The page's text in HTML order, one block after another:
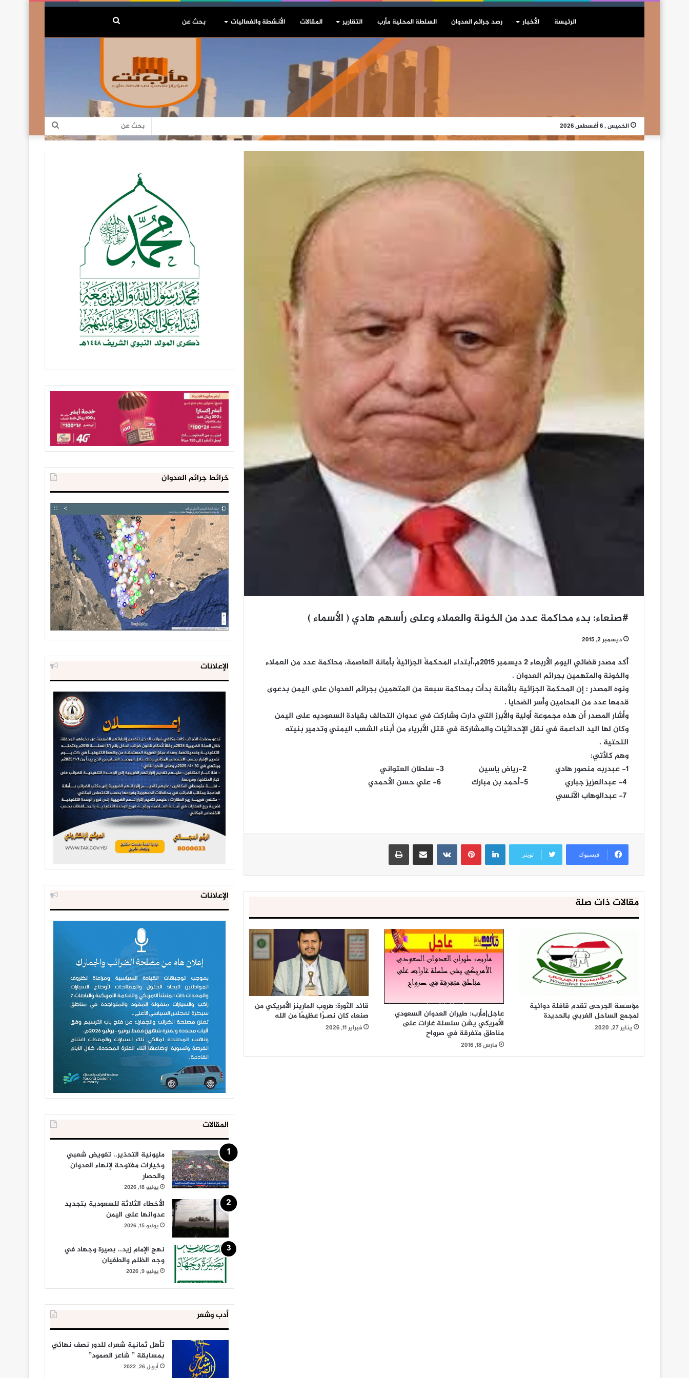
الرئيسة الأخبار رصد جرائم العدوان السلطة المحلية مأرب التقارير المقالات الأنشطة والفعاليات بحث
الخميس , 6 أغسطس 2026
بحث
عن
#صنعاء: بدء محاكمة عدد من الخونة والعملاء وعلى رأسهم هادي ( الأسماء )
ديسمبر 2, 2015
أكد مصدر قضائي اليوم الأربعاء 2 ديسمبر 2015م،أبتداء المحكمةُ الجزائيةُ بأمانة العاصمة، محاكمة عدد من العملاء
والخونة والمتهمين بجرائم العدوان .
ونوه المصدر : إن المحكمةَ الجزائية بالأمانة بدأت بمحاكمة سبعة من المتهمين بجرائم العدوان على اليمن بدعوى
قدمها عدد من المحامين وأسر الضحايا .
وأشار المصدر أن هذه مجموعة أولية والأبرز التي دارت وشاركت في عدوان التحالف بقيادة السعوديه على اليمن
وكان لها اليد الداعمة في نقل الإحداثيات والمشاركة في قتل الأبرياء من أبناء الشعب اليمني وتدمير بنيته
التحتية .
وهم كلأتي:
1- عبدربه منصور هادي 2-رياض ياسين 3- سلطان العتواني
فيسبوك تويتر
لينكدإنبينتيريست مشاركة عبر البريد طباعة
مقالات ذات صلة
مؤسسة الجرحى تقدم قافلة دوائية
لمجمع الساحل الغربي بالحديدة
يناير 27, 2020
عاجل|مأرب: طيران العدوان السعودي
الأمريكي يشن سلسلة غارات على
مناطق متفرقة في صرواح
مارس 18, 2016
قائد الثورة: هروب المارينز الأمريكي من
صنعاء كان نصـرًا عظيمًا من الله
فبراير 11, 2026
خرائط جرائم العدوان
الإعلانات
الإعلانات
المقالات
مليونية التحذير.. تفويض شعبي
وخيارات مفتوحة لإنهاء العدوان
والحصار
يوليو 18, 2026
الأخطاء الثلاثة للسعودية بتجديد
عدوانها على اليمن
يوليو 15, 2026
نهج الإمام زيد.. بصيرة وجهاد في
وجه الظلم والطغيان
يوليو 9, 2026
أدب وشعر
تأهل ثمانية شعراء للدور نصف نهائي
بمسابقة ” شاعر الصمود”
أبريل 26, 2022